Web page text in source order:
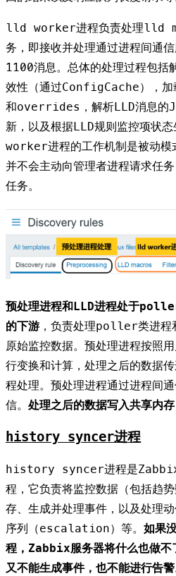
lld worker进程负责处理lld
务，即接收并处理通过进程间通
1100消息。总体的处理过程包括
效性（通过ConfigCache）
和overrides，解析LLD消息的
新，以及根据LLD规则监控项状
worker进程的工作机制是被动模
并不会主动向管理者进程请求任
任务。
预处理进程和LLD进程处于
的下游 ，负责处理poller类进
原始监控数据。预处理进程按照
行变换和计算，处理之后的数
程处理。预处理进程通过进程间
信。 处理之后的数据写入共享内
history syncer进程
history syncer进程是Zabbix
程，它负责将监控数据（包括趋
存、生成并处理事件，以及处理
序列（escalation）等。 如果
程，Zabbix服务器将什么也做不
又不能生成事件，也不能进行告警